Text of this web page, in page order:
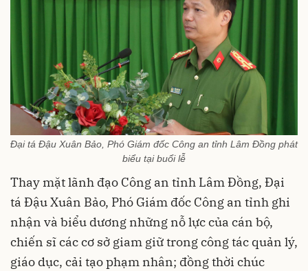
Đại tá Đậu Xuân Bảo, Phó Giám đốc Công an tỉnh Lâm Đồng phát
biểu tại buổi lễ
Thay mặt lãnh đạo Công an tỉnh Lâm Đồng, Đại
tá Đậu Xuân Bảo, Phó Giám đốc Công an tỉnh ghi
nhận và biểu dương những nỗ lực của cán bộ,
chiến sĩ các cơ sở giam giữ trong công tác quản lý,
giáo dục, cải tạo phạm nhân; đồng thời chúc